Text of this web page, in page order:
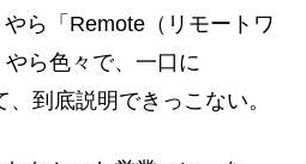
ら「Remote（リモートワ
ら色々で、一口に
、到底説明できっこない。